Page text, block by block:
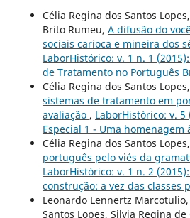
Célia Regina dos Santos
Brito Rumeu, A difusão do
sociais carioca e mineira dos
LaborHistórico: v. 1 n. 1
de Tratamento no Português
Célia Regina dos Santos Lopes,
sistemas de tratamento em
avaliação , LaborHistórico: v.
Especial 1 - Uma homenagem
Célia Regina dos Santos Lopes,
português pelo viés da
LaborHistórico: v. 1 n. 2
construção: a vez das classes
Leonardo Lennertz
Santos Lopes, Silvia Regina